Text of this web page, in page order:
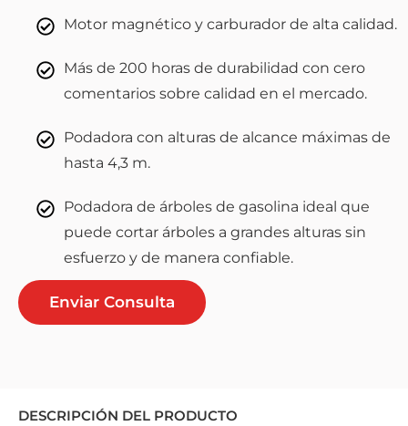
Motor magnético y carburador de alta calidad.
Más de 200 horas de durabilidad con cero
comentarios sobre calidad en el mercado.
Podadora con alturas de alcance máximas de
hasta 4,3 m.
Podadora de árboles de gasolina ideal que
puede cortar árboles a grandes alturas sin
esfuerzo y de manera confiable.
Enviar Consulta
DESCRIPCIÓN DEL PRODUCTO